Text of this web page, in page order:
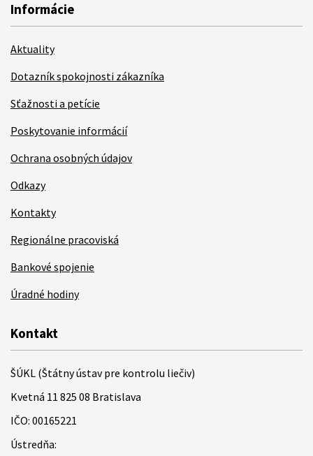
Informácie
Aktuality
Dotazník spokojnosti zákazníka
Sťažnosti a petície
Poskytovanie informácií
Ochrana osobných údajov
Odkazy
Kontakty
Regionálne pracoviská
Bankové spojenie
Úradné hodiny
Kontakt
ŠÚKL (Štátny ústav pre kontrolu liečiv)
Kvetná 11 825 08 Bratislava
IČO: 00165221
Ústredňa: